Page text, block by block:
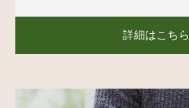
詳細はこちら